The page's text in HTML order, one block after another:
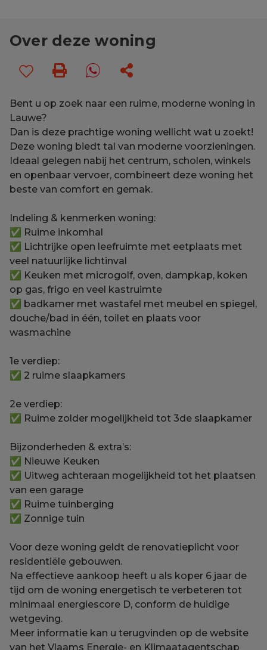
Over deze woning
Bent u op zoek naar een ruime, moderne woning in
Lauwe?
Dan is deze prachtige woning wellicht wat u zoekt!
Deze woning biedt tal van moderne voorzieningen.
Ideaal gelegen nabij het centrum, scholen, winkels
en openbaar vervoer, combineert deze woning het
beste van comfort en gemak.
Indeling & kenmerken woning:
✅ Ruime inkomhal
✅ Lichtrijke open leefruimte met eetplaats met
veel natuurlijke lichtinval
✅ Keuken met microgolf, oven, dampkap, koken
op gas, frigo en veel kastruimte
✅ badkamer met wastafel met meubel en spiegel,
douche/bad in één, toilet en plaats voor
wasmachine
1e verdiep:
✅ 2 ruime slaapkamers
2e verdiep:
✅ Ruime zolder mogelijkheid tot 3de slaapkamer
Bijzonderheden & extra’s:
✅ Nieuwe Keuken
✅ Uitweg achteraan mogelijkheid tot het plaatsen
van een garage
✅ Ruime tuinberging
✅ Zonnige tuin
Voor deze woning geldt de renovatieplicht voor
residentiële gebouwen.
Na effectieve aankoop heeft u als koper 6 jaar de
tijd om de woning energetisch te verbeteren tot
minimaal energiescore D, conform de huidige
wetgeving.
Meer informatie kan u terugvinden op de website
van het Vlaams Energie- en Klimaatagentschap